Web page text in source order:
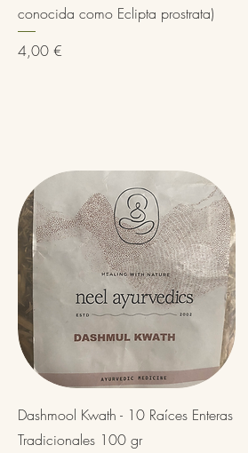
conocida como Eclipta prostrata)
Precio
4,00 €
Vista rápida
Dashmool Kwath - 10 Raíces Enteras
Tradicionales 100 gr